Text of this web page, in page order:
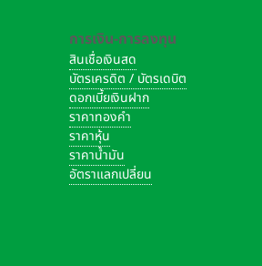
การเงิน-การลงทุน
สินเชื่อเงินสด
บัตรเครดิต / บัตรเดบิต
ดอกเบี้ยเงินฝาก
ราคาทองคำ
ราคาหุ้น
ราคาน้ำมัน
อัตราแลกเปลี่ยน